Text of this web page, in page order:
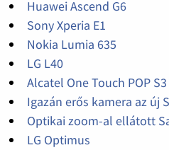
Huawei Ascend G6
Sony Xperia E1
Nokia Lumia 635
LG L40
Alcatel One Touch POP S3
Igazán erős kamera az új
Optikai zoom-al ellátott
LG Optimus